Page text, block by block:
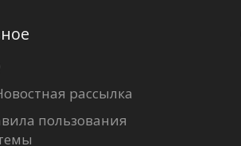
рассылка
пользования